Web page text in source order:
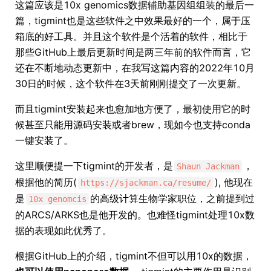
这篇应该是10x genomics数据辅助基因组组装的最后一
篇，tigmint也是这些软件之中效果最好的一个，属于压
箱底的好工具。并且这个软件是个活着的软件，相比于
那些GitHub上最后更新时间是两三年前的软件而言，它
还在不断地动态更新中，在我写这篇内容的2022年10月
30日的时候，这个软件在3天前刚刚提交了一次更新。
而且tigmint安装起来也愈加地方便了，最初使用它的时
候甚至只能用源码安装或者brew，现如今也支持conda
一键安装了。
这里顺便提一下tigmint的开发者，是 Shaun Jackman
，
根据他的简历( https://sjackman.ca/resume/ ), 他现在
是 10x genomcis 的高级计算生物学家职位，之前提到过
的ARCS/ARKS也是他开发的。也难怪tigmint处理10x数
据的表现如此优秀了。
根据GitHub上的介绍，tigmint不但可以用10x的数据，